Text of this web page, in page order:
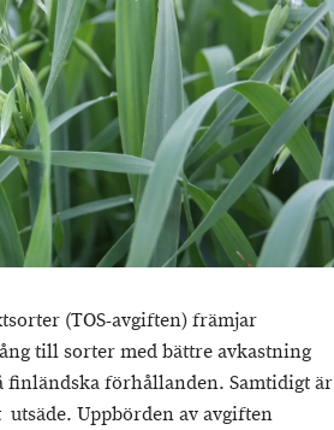
(TOS-avgiften) främjar
till sorter med bättre avkastning
finländska förhållanden. Samtidigt är
Uppbörden av avgiften